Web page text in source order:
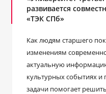
развивается
«ТЭК СПб»
Как людям старшего
изменениям
актуальную
культурных событиях и
задачи помогает